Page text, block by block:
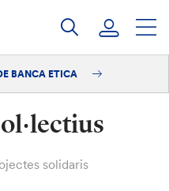
BANCA ETICA
solidaris